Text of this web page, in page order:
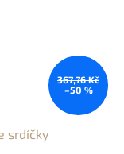
367,76 Kč
–50 %
srdíčky